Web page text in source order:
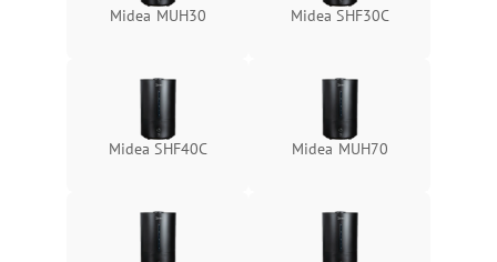
Midea MUH30 Midea SHF30C
Midea SHF40C Midea MUH70